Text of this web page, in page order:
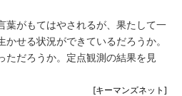
葉がもてはやされるが、果たして一
せる状況ができているだろうか。
ただろうか。定点観測の結果を見
[キーマンズネット]